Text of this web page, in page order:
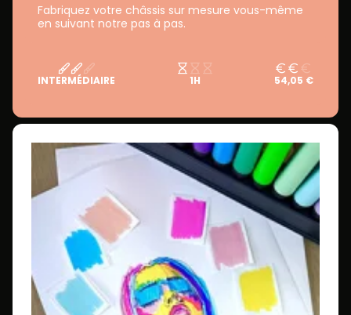
Fabriquez votre châssis sur mesure vous-même
en suivant notre pas à pas.
INTERMÉDIAIRE 1H 54,05 €